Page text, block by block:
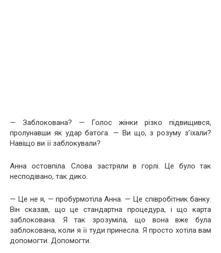
— Заблокована? — Голос жінки різко підвищився,
пролунавши як удар батога. — Ви що, з розуму з’їхали?
Навіщо ви її заблокували?
Анна остовпіла. Слова застряли в горлі. Це було так
несподівано, так дико.
— Це не я, — пробурмотіла Анна. — Це співробітник банку.
Він сказав, що це стандартна процедура, і що карта
заблокована. Я так зрозуміла, що вона вже була
заблокована, коли я її туди принесла. Я просто хотіла вам
допомогти. Допомогти.